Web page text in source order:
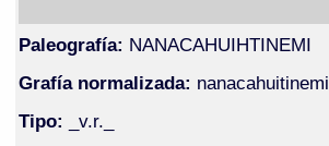
Paleografía: NANACAHUIHTINEMI
Grafía normalizada: nanacahuitinemi
Tipo: _v.r._